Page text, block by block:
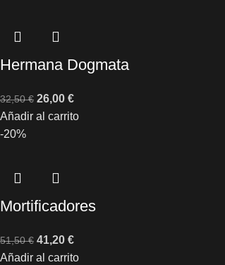
Hermana Dogmata
32,50€ 26,00 €
Añadir al carrito
-20%
Mortificadores
51,50€ 41,20 €
Añadir al carrito